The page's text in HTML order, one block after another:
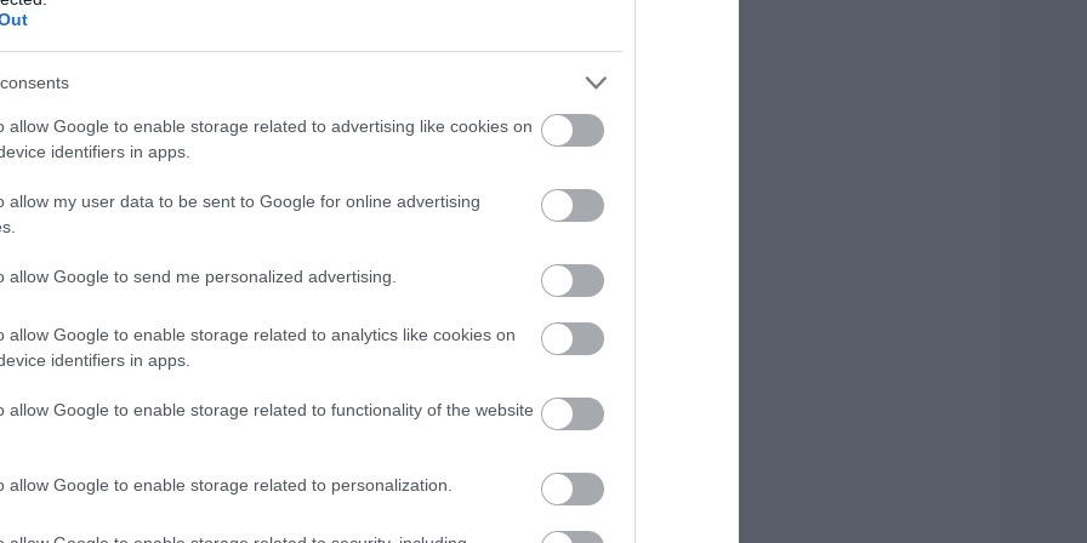
allow Google to enable storage related to advertising like cookies on
identifiers in apps.
allow my user data to be sent to Google for online advertising
allow Google to send me personalized advertising.
allow Google to enable storage related to analytics like cookies on
identifiers in apps.
allow Google to enable storage related to functionality of the website
allow Google to enable storage related to personalization.
να επενδύει σε δράσεις που ενισχύουν
και τη συνολική αναπτυξιακή
αξιοποιώντας εκθέσεις και στοχευμένες
εργαλεία στήριξης της
Φωτιά τώρα στη
06.08.2026 | 14:45
Πασίγνωστο
Εύβοια